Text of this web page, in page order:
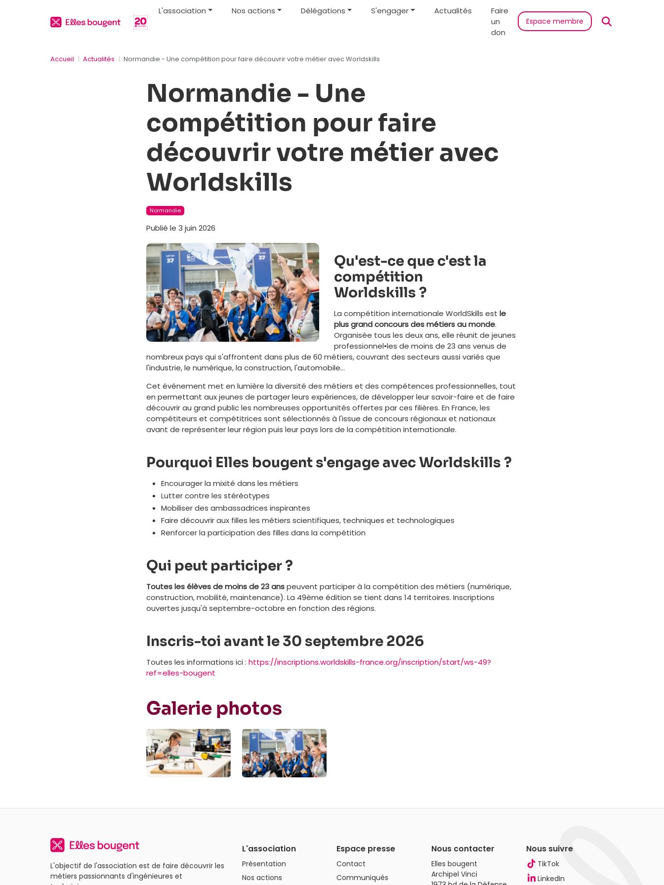
L'association Nos actions Délégations S'engager Actualités
Faire
un
don
Espace membre
Accueil Actualités Normandie - Une compétition pour faire découvrir votre métier avec Worldskills
Normandie - Une
compétition pour faire
découvrir votre métier avec
Worldskills
Normandie
Publié le 3 juin 2026
Qu'est-ce que c'est la
compétition
Worldskills ?
La compétition internationale WorldSkills est le
plus grand concours des métiers au monde.
Organisée tous les deux ans, elle réunit de jeunes
professionnel•les de moins de 23 ans venus de
nombreux pays qui s'affrontent dans plus de 60 métiers, couvrant des secteurs aussi variés que
l'industrie, le numérique, la construction, l'automobile...
Cet événement met en lumière la diversité des métiers et des compétences professionnelles, tout
en permettant aux jeunes de partager leurs expériences, de développer leur savoir-faire et de faire
découvrir au grand public les nombreuses opportunités offertes par ces filières. En France, les
compétiteurs et compétitrices sont sélectionnés à l'issue de concours régionaux et nationaux
avant de représenter leur région puis leur pays lors de la compétition internationale.
Pourquoi Elles bougent s'engage avec Worldskills ?
Encourager la mixité dans les métiers
Lutter contre les stéréotypes
Mobiliser des ambassadrices inspirantes
Faire découvrir aux filles les métiers scientifiques, techniques et technologiques
Renforcer la participation des filles dans la compétition
Qui peut participer ?
Toutes les élèves de moins de 23 anspeuvent participer à la compétition des métiers (numérique,
construction, mobilité, maintenance). La 49ème édition se tient dans 14 territoires. Inscriptions
ouvertes jusqu'à septembre-octobre en fonction des régions.
Inscris-toi avant le 30 septembre 2026
Toutes les informations ici : https://inscriptions.worldskills-france.org/inscription/start/ws-49?
ref=elles-bougent
Galerie photos
L'objectif de l'association est de faire découvrir les
métiers passionnants d'ingénieures et
L'association
Présentation
Nos actions
Espace presse
Contact
Communiqués
Nous contacter
Elles bougent
Archipel Vinci
Nous suivre
TikTok
LinkedIn